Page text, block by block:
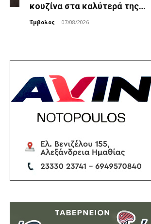
κουζίνα στα καλύτερά της…
Έμβολος - 07/08/2026